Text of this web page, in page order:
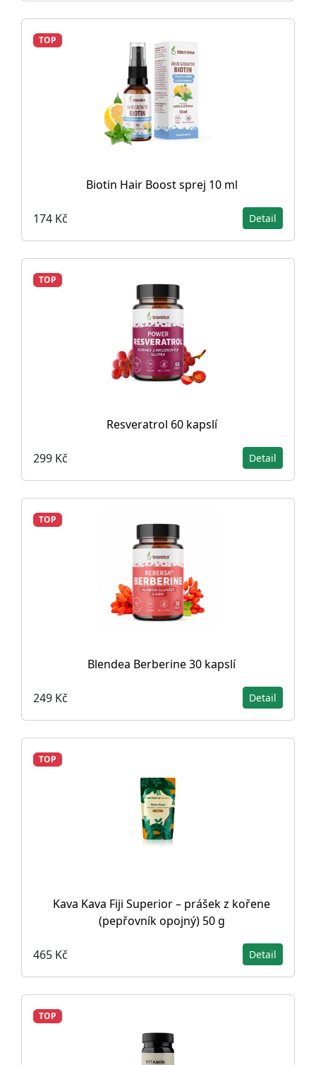
TOP
Biotin Hair Boost sprej 10 ml
174 Kč Detail
TOP
Resveratrol 60 kapslí
299 Kč Detail
TOP
Blendea Berberine 30 kapslí
249 Kč Detail
TOP
Kava Kava Fiji Superior – prášek z kořene
(pepřovník opojný) 50 g
465 Kč Detail
TOP